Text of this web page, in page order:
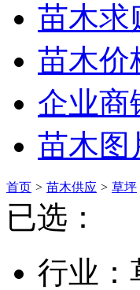
苗木求
苗木价
企业商
苗木图
首页 > 苗木供应 > 草坪
已选：
行业：